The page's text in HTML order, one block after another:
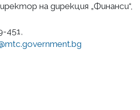
на дирекция „Финанси“,